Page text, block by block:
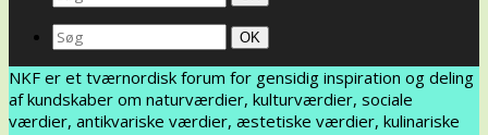
for:
Search
for:
Søg
OK
NKF er et tværnordisk forum for gensidig inspiration og deling
af kundskaber om naturværdier, kulturværdier, sociale
værdier, antikvariske værdier, æstetiske værdier, kulinariske